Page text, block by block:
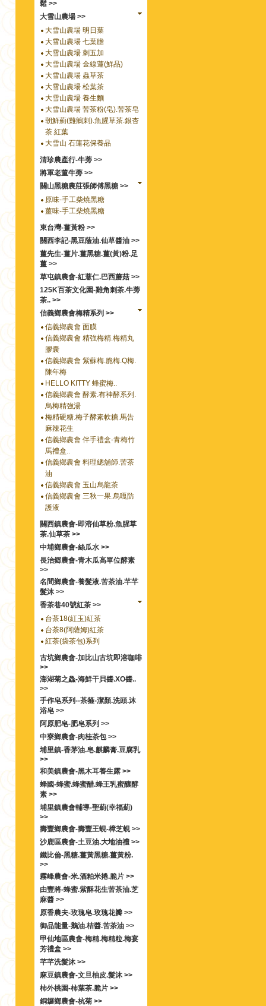
鬆 >>
大雪山農場 >>
大雪山農場 明日葉
大雪山農場 七葉膽
大雪山農場 刺五加
大雪山農場 金線蓮(鮮品)
大雪山農場 蟲草茶
大雪山農場 松葉茶
大雪山農場 養生麵
大雪山農場 苦茶粉(皂).苦茶皂
朝鮮薊(雞鵤刺).魚腥草茶.銀杏
茶.紅葉
大雪山 石蓮花保養品
清珍農產行-牛蒡 >>
將軍老董牛蒡 >>
關山黑糖農莊張師傅黑糖 >>
原味-手工柴燒黑糖
薑味-手工柴燒黑糖
東台灣-薑黃粉 >>
關西李記-黑豆蔭油.仙草醬油 >>
薑先生-薑片.薑黑糖.薑(黃)粉.足
薑 >>
草屯鎮農會-紅薏仁.巴西蘑菇 >>
125K百茶文化園-雞角刺茶.牛蒡
茶.. >>
信義鄉農會梅精系列 >>
信義鄉農會 面膜
信義鄉農會 精強梅精.梅精丸
膠囊
信義鄉農會 紫蘇梅.脆梅.Q梅.
陳年梅
HELLO KITTY 蜂蜜梅..
信義鄉農會 酵素.有神酵系列.
烏梅精強湯
梅精硬糖.梅子酵素軟糖.馬告
麻辣花生
信義鄉農會 伴手禮盒-青梅竹
馬禮盒..
信義鄉農會 料理總舖師.苦茶
油
信義鄉農會 玉山烏龍茶
信義鄉農會 三秋一果.烏嘎防
護液
關西鎮農會-即溶仙草粉.魚腥草
茶.仙草茶 >>
中埔鄉農會-絲瓜水 >>
長治郷農會-青木瓜高單位酵素
>>
名間鄉農會-養髮液.苦茶油.芊芊
髮沐 >>
香茶巷40號紅茶 >>
台茶18(紅玉)紅茶
台茶8(阿薩姆)紅茶
紅茶(袋茶包)系列
古坑鄉農會-加比山古坑即溶咖啡
>>
澎湖菊之鱻-海鮮干貝醬.XO醬..
>>
手作皂系列--茶箍-潔顏.洗頭.沐
浴皂 >>
阿原肥皂-肥皂系列 >>
中寮鄉農會-肉桂茶包 >>
埔里鎮-香茅油.皂.麒麟膏.豆腐乳
>>
和美鎮農會-黑木耳養生露 >>
蜂國-蜂蜜.蜂蜜醋.蜂王乳蜜釀酵
素 >>
埔里鎮農會輔導-聖薊(幸福薊)
>>
壽豐鄉農會-壽豐王蜆-樟芝蜆 >>
沙鹿區農會-土豆油.大地油禮 >>
鐵比倫-黑糖.薑黃黑糖.薑黃粉.
>>
霧峰農會-米.酒粕米捲.脆片 >>
由豐將-蜂蜜.紫酥花生苦茶油.芝
麻醬 >>
原香農夫-玫瑰皂.玫瑰花瓣 >>
御品能量-鵝油.桔醬.苦茶油 >>
甲仙地區農會-梅精.梅精粒.梅宴
芳禮盒 >>
芊芊洗髮沐 >>
麻豆鎮農會-文旦柚皮.髮沐 >>
柿外桃園-柿葉茶.脆片 >>
銅鑼鄉農會-杭菊 >>